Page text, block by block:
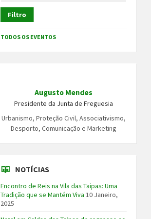
Filtro
TODOS OS EVENTOS
Augusto Mendes
Presidente da Junta de Freguesia
Urbanismo, Proteção Civil, Associativismo,
Desporto, Comunicação e Marketing
NOTÍCIAS
Encontro de Reis na Vila das Taipas: Uma
Tradição que se Mantém Viva 10 Janeiro,
2025